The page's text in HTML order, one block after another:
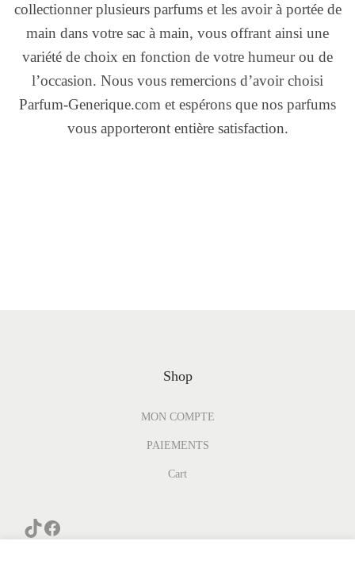
collectionner plusieurs parfums et les avoir à portée de
main dans votre sac à main, vous offrant ainsi une
variété de choix en fonction de votre humeur ou de
l’occasion. Nous vous remercions d’avoir choisi
Parfum-Generique.com et espérons que nos parfums
vous apporteront entière satisfaction.
Shop
MON COMPTE
PAIEMENTS
Cart